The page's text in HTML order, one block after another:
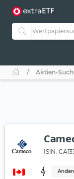
Aktien-
ISIN: